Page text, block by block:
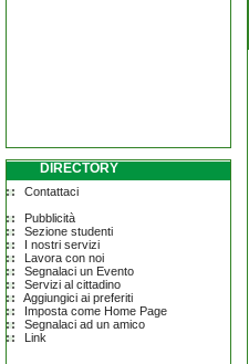
DIRECTORY
Contattaci
Pubblicità
Sezione studenti
I nostri servizi
Lavora con noi
Segnalaci un Evento
Servizi al cittadino
Aggiungici ai preferiti
Imposta come Home Page
Segnalaci ad un amico
Link